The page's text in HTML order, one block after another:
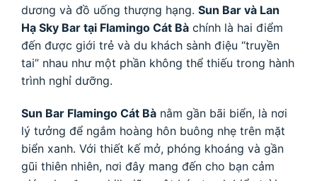
dương và đồ uống thượng hạng. Sun Bar và Lan
Hạ Sky Bar tại Flamingo Cát Bà chính là hai điểm
đến được giới trẻ và du khách sành điệu “truyền
tai” nhau như một phần không thể thiếu trong hành
trình nghỉ dưỡng.
Sun Bar Flamingo Cát Bà nằm gần bãi biển, là nơi
lý tưởng để ngắm hoàng hôn buông nhẹ trên mặt
biển xanh. Với thiết kế mở, phóng khoáng và gần
gũi thiên nhiên, nơi đây mang đến cho bạn cảm